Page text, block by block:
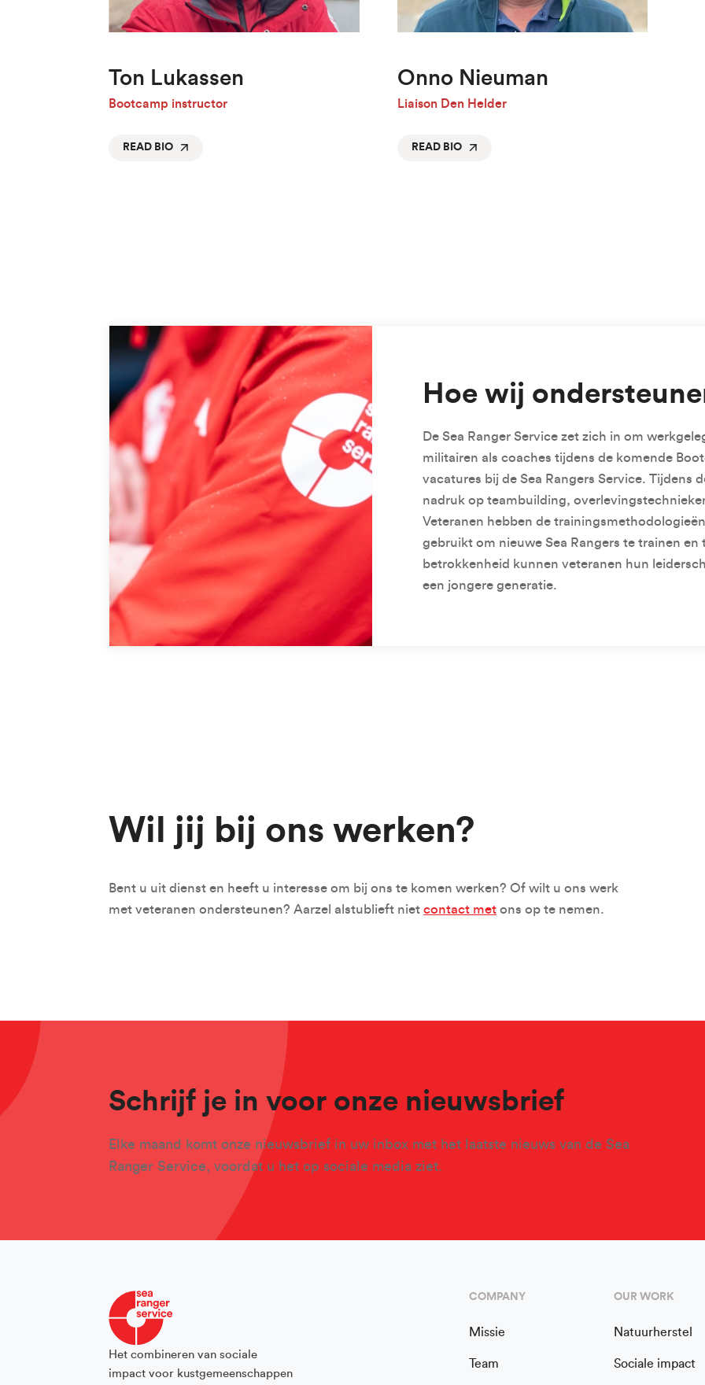
Ton Lukassen
Bootcamp instructor
READ BIO
Onno Nieuman
Liaison Den Helder
READ BIO
Hoe wij
De Sea Ranger Service zet zich in om
militairen als coaches tijdens de komende
vacatures bij de Sea Rangers Service. Tijdens
nadruk op teambuilding,
Veteranen hebben de
gebruikt om nieuwe Sea Rangers te trainen en
betrokkenheid kunnen veteranen hun
een jongere generatie.
Wil jij bij ons werken?
Bent u uit dienst en heeft u interesse om bij ons te komen werken? Of wilt u ons werk
met veteranen ondersteunen? Aarzel alstublieft niet contact met ons op te nemen.
Schrijf je in voor onze nieuwsbrief
Elke maand komt onze nieuwsbrief in uw inbox met het laatste nieuws van de Sea
Ranger Service, voordat u het op sociale media ziet.
Het combineren van sociale
impact voor kustgemeenschappen
COMPANY
Missie
Team
OUR WORK
Natuurherstel
Sociale impact
Email
Email Settings